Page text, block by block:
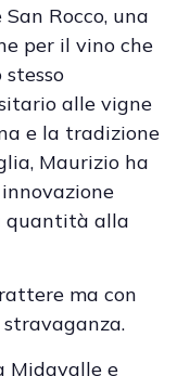
Rocco, una
per il vino che
alle vigne
e la tradizione
Maurizio ha
quantità alla
ma con
Midavalle e